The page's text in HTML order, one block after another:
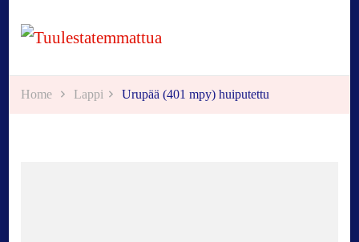
Tuulestatemmattua
Home Lappi Urupää (401 mpy) huiputettu